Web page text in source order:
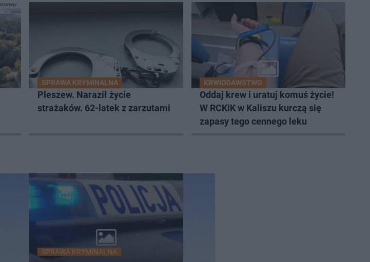
SPRAWA KRYMINALNA
Pleszew. Naraził życie
strażaków. 62-latek z zarzutami
KRWIODAWSTWO
Oddaj krew i uratuj komuś życie!
W RCKiK w Kaliszu kurczą się
zapasy tego cennego leku
SPRAWA KRYMINALNA